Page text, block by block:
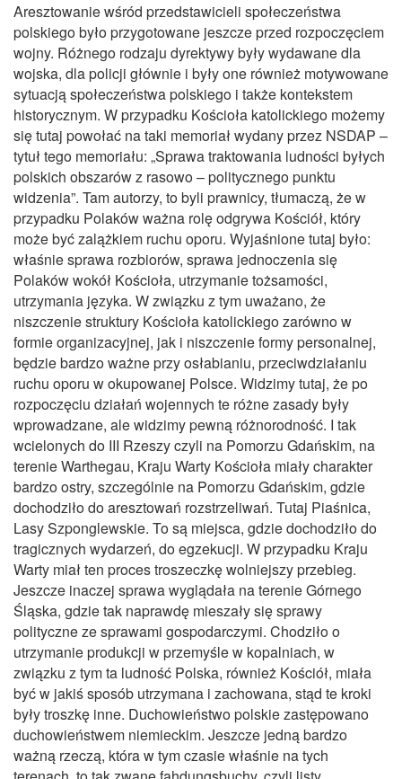
Aresztowanie wśród przedstawicieli społeczeństwa
polskiego było przygotowane jeszcze przed rozpoczęciem
wojny. Różnego rodzaju dyrektywy były wydawane dla
wojska, dla policji głównie i były one również motywowane
sytuacją społeczeństwa polskiego i także kontekstem
historycznym. W przypadku Kościoła katolickiego możemy
się tutaj powołać na taki memoriał wydany przez NSDAP –
tytuł tego memoriału: „Sprawa traktowania ludności byłych
polskich obszarów z rasowo – politycznego punktu
widzenia”. Tam autorzy, to byli prawnicy, tłumaczą, że w
przypadku Polaków ważna rolę odgrywa Kościół, który
może być zalążkiem ruchu oporu. Wyjaśnione tutaj było:
właśnie sprawa rozbiorów, sprawa jednoczenia się
Polaków wokół Kościoła, utrzymanie tożsamości,
utrzymania języka. W związku z tym uważano, że
niszczenie struktury Kościoła katolickiego zarówno w
formie organizacyjnej, jak i niszczenie formy personalnej,
będzie bardzo ważne przy osłabianiu, przeciwdziałaniu
ruchu oporu w okupowanej Polsce. Widzimy tutaj, że po
rozpoczęciu działań wojennych te różne zasady były
wprowadzane, ale widzimy pewną różnorodność. I tak
wcielonych do III Rzeszy czyli na Pomorzu Gdańskim, na
terenie Warthegau, Kraju Warty Kościoła miały charakter
bardzo ostry, szczególnie na Pomorzu Gdańskim, gdzie
dochodziło do aresztowań rozstrzeliwań. Tutaj Piaśnica,
Lasy Szponglewskie. To są miejsca, gdzie dochodziło do
tragicznych wydarzeń, do egzekucji. W przypadku Kraju
Warty miał ten proces troszeczkę wolniejszy przebieg.
Jeszcze inaczej sprawa wyglądała na terenie Górnego
Śląska, gdzie tak naprawdę mieszały się sprawy
polityczne ze sprawami gospodarczymi. Chodziło o
utrzymanie produkcji w przemyśle w kopalniach, w
związku z tym ta ludność Polska, również Kościół, miała
być w jakiś sposób utrzymana i zachowana, stąd te kroki
były troszkę inne. Duchowieństwo polskie zastępowano
duchowieństwem niemieckim. Jeszcze jedną bardzo
ważną rzeczą, która w tym czasie właśnie na tych